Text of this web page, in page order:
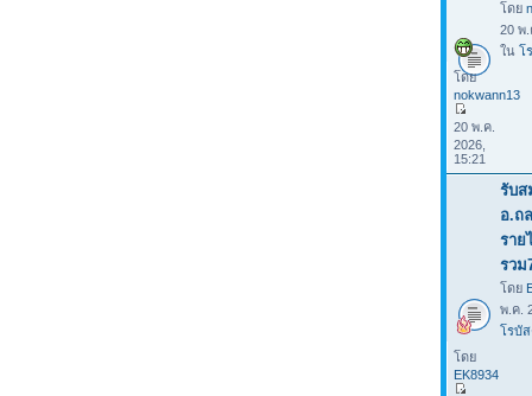
โดย
20 พ.
ใน โ
โดย
nokwann13
20 พ.ค.
2026,
15:21
รับส
อ.ถ
ราย
รวม
โดย
พ.ค.
โรบั
โดย
EK8934